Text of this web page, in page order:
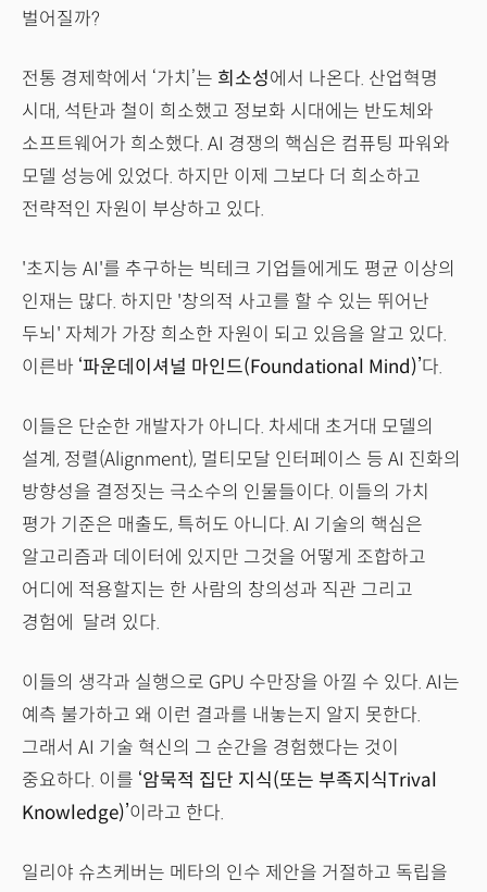
벌어질까?
전통 경제학에서 ‘가치’는 희소성에서 나온다. 산업혁명
시대, 석탄과 철이 희소했고 정보화 시대에는 반도체와
소프트웨어가 희소했다. AI 경쟁의 핵심은 컴퓨팅 파워와
모델 성능에 있었다. 하지만 이제 그보다 더 희소하고
전략적인 자원이 부상하고 있다.
'초지능 AI'를 추구하는 빅테크 기업들에게도 평균 이상의
인재는 많다. 하지만 '창의적 사고를 할 수 있는 뛰어난
두뇌' 자체가 가장 희소한 자원이 되고 있음을 알고 있다.
이른바 ‘파운데이셔널 마인드(Foundational Mind)’다.
이들은 단순한 개발자가 아니다. 차세대 초거대 모델의
설계, 정렬(Alignment), 멀티모달 인터페이스 등 AI 진화의
방향성을 결정짓는 극소수의 인물들이다. 이들의 가치
평가 기준은 매출도, 특허도 아니다. AI 기술의 핵심은
알고리즘과 데이터에 있지만 그것을 어떻게 조합하고
어디에 적용할지는 한 사람의 창의성과 직관 그리고
경험에 달려 있다.
이들의 생각과 실행으로 GPU 수만장을 아낄 수 있다. AI는
예측 불가하고 왜 이런 결과를 내놓는지 알지 못한다.
그래서 AI 기술 혁신의 그 순간을 경험했다는 것이
중요하다. 이를 ‘암묵적 집단 지식(또는 부족지식Trival
Knowledge)’이라고 한다.
일리야 슈츠케버는 메타의 인수 제안을 거절하고 독립을